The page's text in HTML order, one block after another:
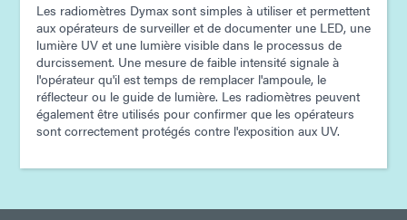
Les radiomètres Dymax sont simples à utiliser et permettent
aux opérateurs de surveiller et de documenter une LED, une
lumière UV et une lumière visible dans le processus de
durcissement. Une mesure de faible intensité signale à
l'opérateur qu'il est temps de remplacer l'ampoule, le
réflecteur ou le guide de lumière. Les radiomètres peuvent
également être utilisés pour confirmer que les opérateurs
sont correctement protégés contre l'exposition aux UV.